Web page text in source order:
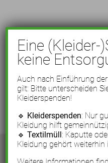
Eine (Kleider-
keine
Auch nach Einführung
gilt: Bitte unterscheiden
Kleiderspenden!
🔹 Kleiderspenden: Nur
Kleidung hilft
🔹Textilmüll: Kaputte
Kleidung gehört weiterhin